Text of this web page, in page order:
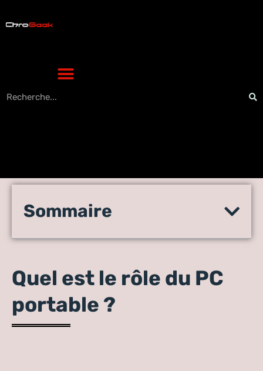
Pourquoi vous dever optez
?
Sommaire
Quel est le rôle du PC
portable ?